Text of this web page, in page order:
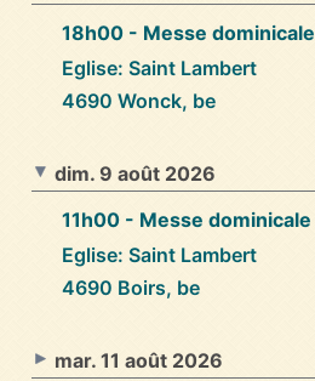
18h00 - Messe dominicale
Eglise: Saint Lambert
4690 Wonck, be
dim. 9 août 2026
11h00 - Messe dominicale
Eglise: Saint Lambert
4690 Boirs, be
mar. 11 août 2026